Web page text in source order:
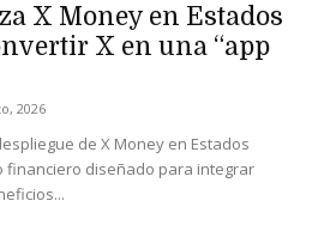
X Money en Estados
X en una “app
2026
de X Money en Estados
financiero diseñado para integrar